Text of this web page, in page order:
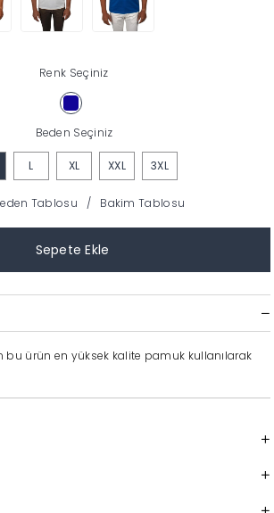
Renk Seçiniz
Beden Seçiniz
L XL XXL 3XL
Tablosu / Bakim Tablosu
bu ürün en yüksek kalite pamuk kullanılarak